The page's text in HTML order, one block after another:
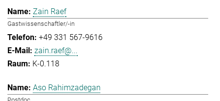
Zain Raef
Gastwissenschaftler/-in
+49 331 567-9616
zain.raef@...
K-0.118
Aso Rahimzadegan